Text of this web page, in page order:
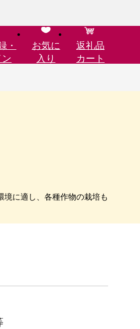
・
ン
お気に
入り
返礼品
カート
に適し、各種作物の栽培も